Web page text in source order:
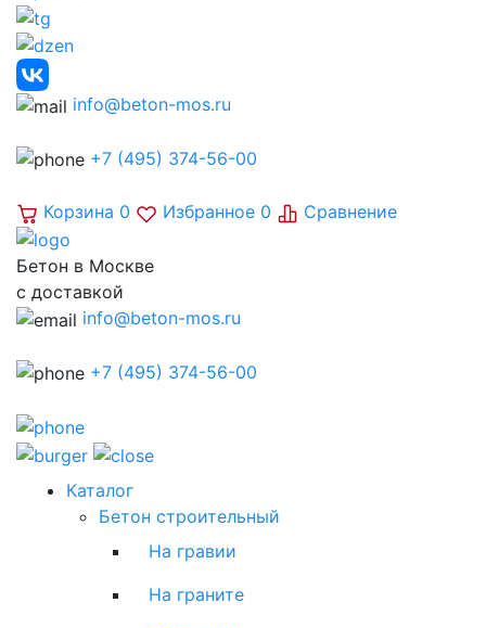
info@beton-mos.ru
+7 (495) 374-56-00
Корзина 0 Избранное 0 Сравнение
Бетон в Москве
с доставкой
info@beton-mos.ru
+7 (495) 374-56-00
Каталог
Бетон строительный
На гравии
На граните